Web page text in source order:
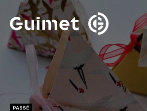
PASSÉ
Panneau de gestion des cookies